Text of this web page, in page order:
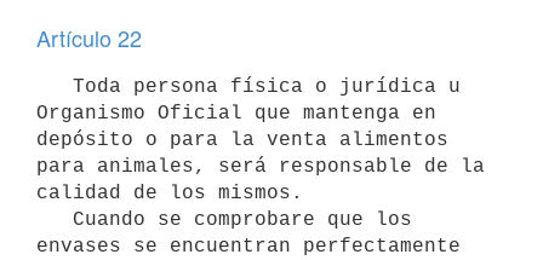
Artículo 22
Organismo Oficial que mantenga en
depósito o para la venta alimentos
para animales, será responsable de la
calidad de los mismos.
envases se encuentran perfectamente